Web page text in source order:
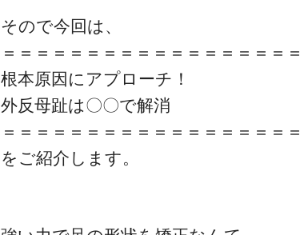
そので今回は、
＝＝＝＝＝＝＝＝＝＝＝＝＝＝＝＝＝＝
根本原因にアプローチ！
外反母趾は〇〇で解消
＝＝＝＝＝＝＝＝＝＝＝＝＝＝＝＝＝＝
をご紹介します。